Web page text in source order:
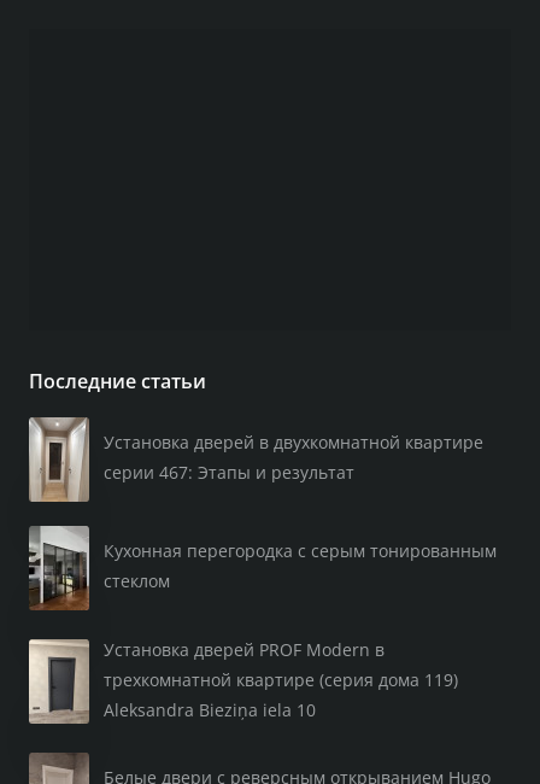
Последние статьи
Установка дверей в двухкомнатной квартире
серии 467: Этапы и результат
Кухонная перегородка с серым тонированным
стеклом
Установка дверей PROF Modern в
трехкомнатной квартире (серия дома 119)
Aleksandra Bieziņa iela 10
Белые двери с реверсным открыванием Hugo